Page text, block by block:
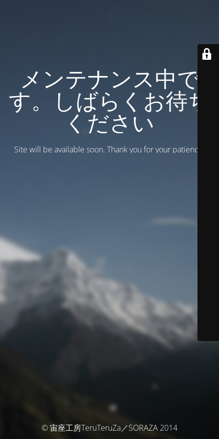
メンテナンス中で
す。しばらくお待ち
ください
Site will be available soon. Thank you for your patience!
© 宙座工房TeruTeruZa／SORAZA 2014